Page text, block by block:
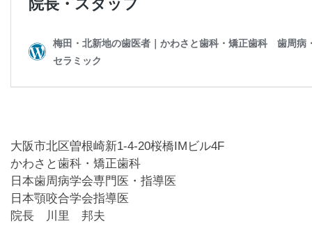
大阪市北区曽根崎新1-4-20桜橋IMビル4F
かわさと歯科・矯正歯科
日本歯周病学会専門医・指導医
日本顎咬合学会指導医
院長 川里 邦夫